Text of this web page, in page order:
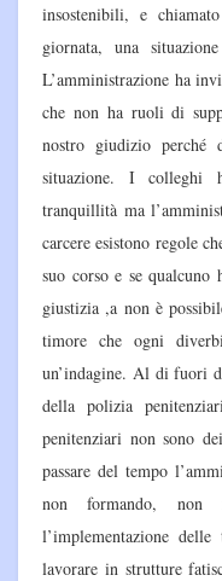
insostenibili, e
giornata, una
L’amministrazione ha
che non ha ruoli di
nostro giudizio perché
situazione. I colleghi
tranquillità ma
carcere esistono regole
suo corso e se qualcuno
giustizia ,a non è
timore che ogni
un’indagine. Al di fuori
della polizia
penitenziari non sono
passare del tempo
non formando, non
l’implementazione delle
lavorare in strutture